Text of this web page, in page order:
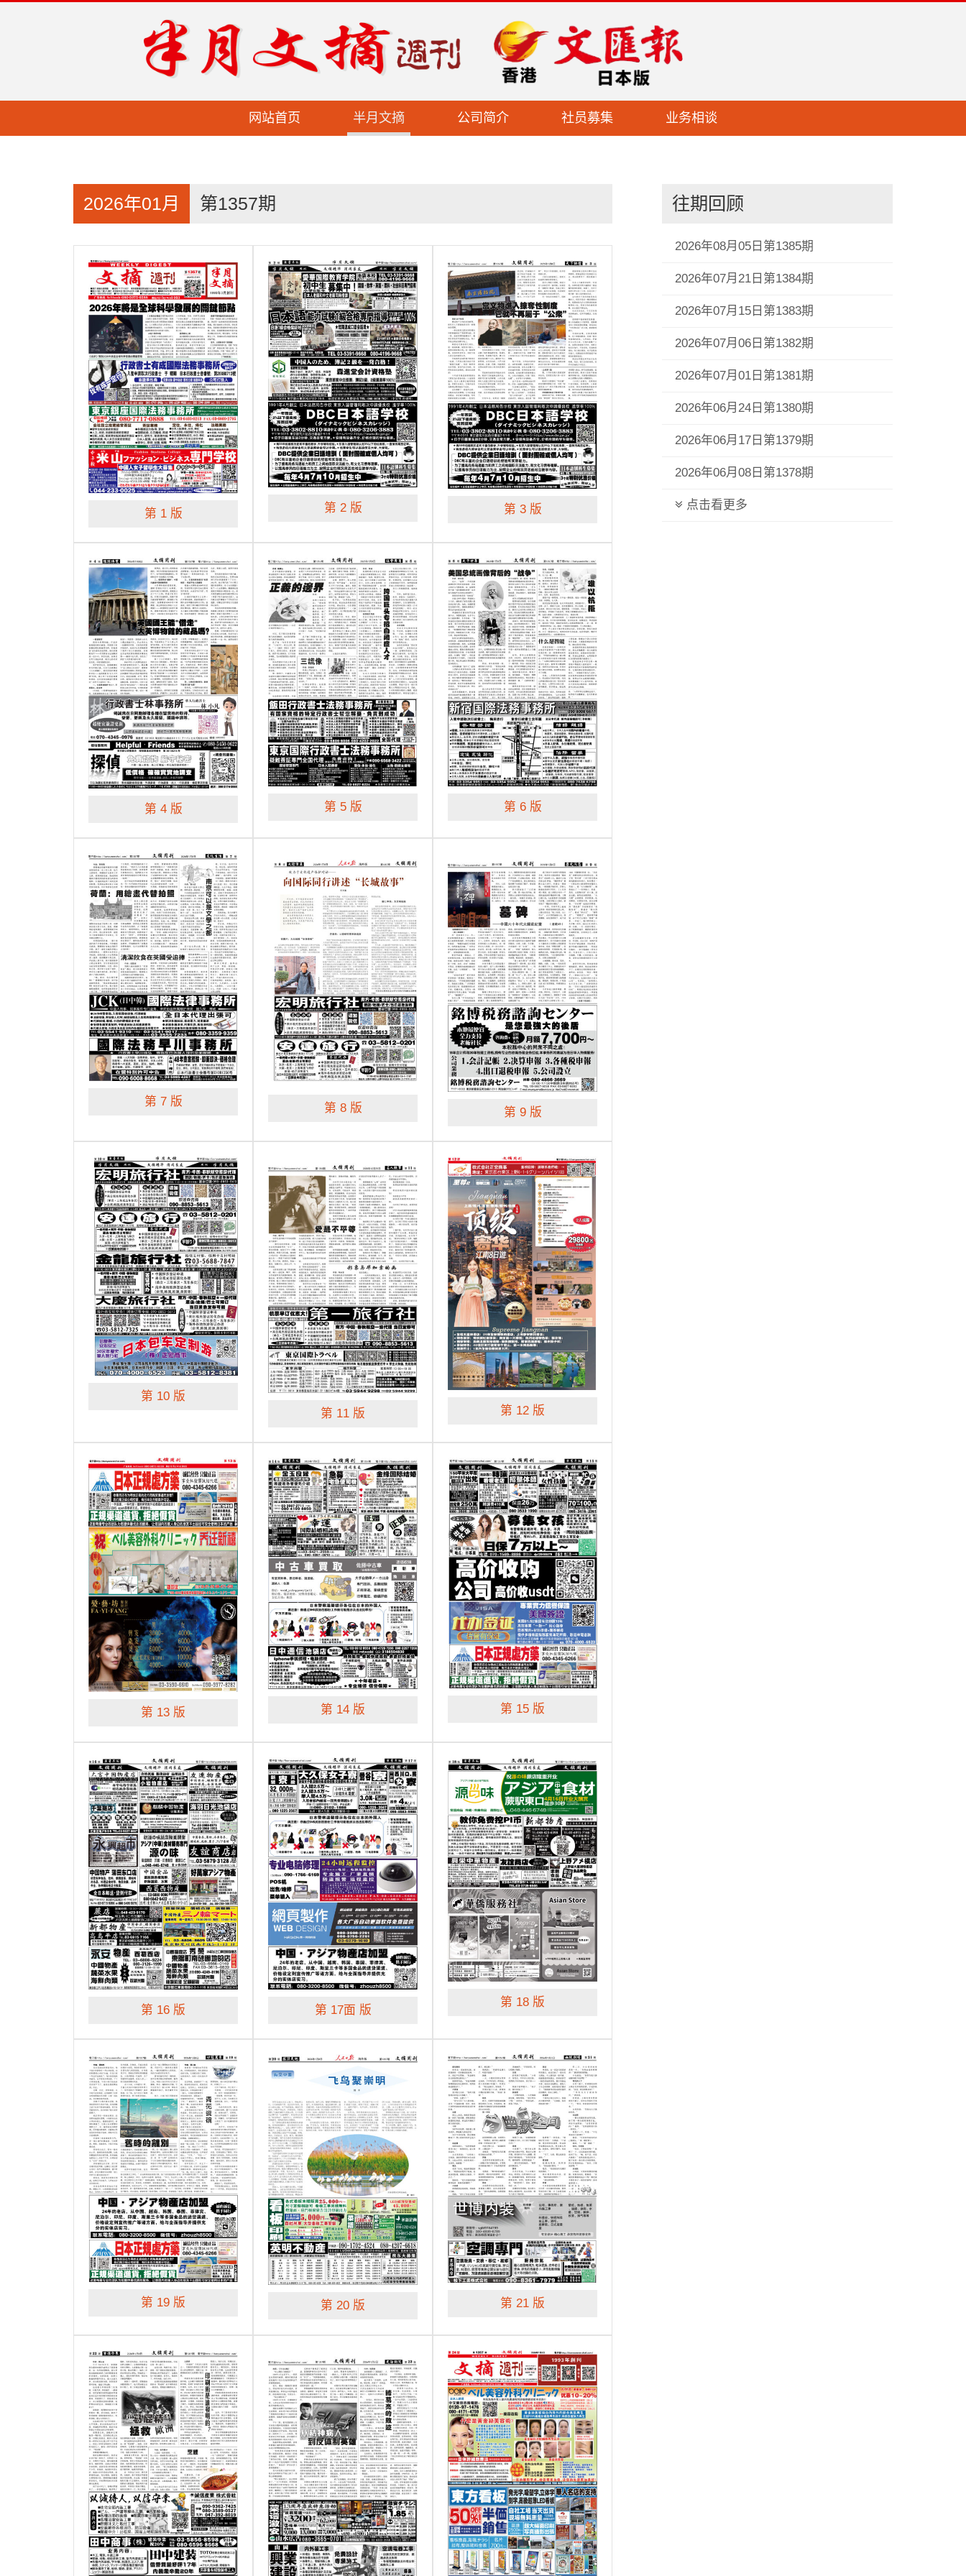
网站首页 半月文摘 公司简介 社员募集 业务相谈
2026年01月 第1357期
第 1 版 第 2 版 第 3 版
第 4 版 第 5 版 第 6 版
第 7 版
第 8 版 第 9 版
第 10 版
第 11 版
第 12 版
第 13 版 第 14 版 第 15 版
第 16 版 第 17面 版
第 18 版
第 19 版 第 20 版 第 21 版
往期回顾
2026年08月05日第1385期
2026年07月21日第1384期
2026年07月15日第1383期
2026年07月06日第1382期
2026年07月01日第1381期
2026年06月24日第1380期
2026年06月17日第1379期
2026年06月08日第1378期
点击看更多